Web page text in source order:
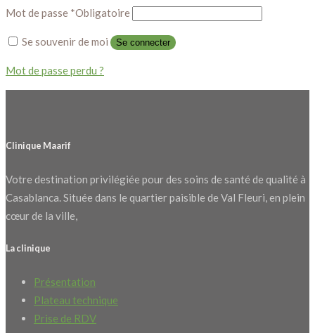
Mot de passe *Obligatoire
Se souvenir de moi Se connecter
Mot de passe perdu ?
Clinique Maarif
Votre destination privilégiée pour des soins de santé de qualité à
Casablanca. Située dans le quartier paisible de Val Fleuri, en plein
cœur de la ville,
La clinique
Présentation
Plateau technique
Prise de RDV